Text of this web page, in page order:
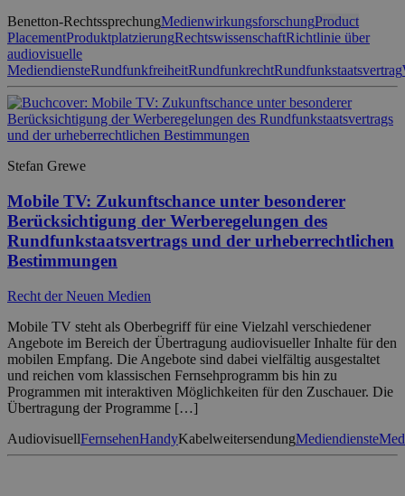
Benetton-RechtssprechungMedienwirkungsforschungProduct
PlacementProduktplatzierungRechtswissenschaftRichtlinie über
audiovisuelle
MediendiensteRundfunkfreiheitRundfunkrechtRundfunkstaatsvertrag
Stefan Grewe
Mobile TV: Zukunftschance unter besonderer
Berücksichtigung der Werberegelungen des
Rundfunkstaatsvertrags und der urheberrechtlichen
Bestimmungen
Recht der Neuen Medien
Mobile TV steht als Oberbegriff für eine Vielzahl verschiedener
Angebote im Bereich der Übertragung audiovisueller Inhalte für den
mobilen Empfang. Die Angebote sind dabei vielfältig ausgestaltet
und reichen vom klassischen Fernsehprogramm bis hin zu
Programmen mit interaktiven Möglichkeiten für den Zuschauer. Die
Übertragung der Programme […]
AudiovisuellFernsehenHandyKabelweitersendungMediendienste